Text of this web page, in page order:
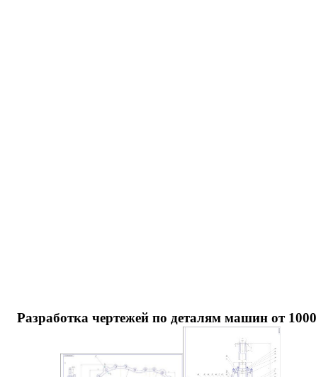
Разработка чертежей по деталям машин от